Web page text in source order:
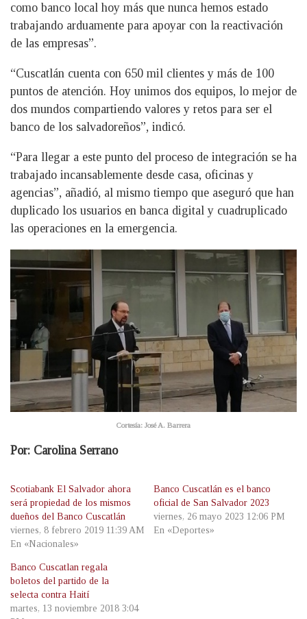
como banco local hoy más que nunca hemos estado
trabajando arduamente para apoyar con la reactivación
de las empresas”.
“Cuscatlán cuenta con 650 mil clientes y más de 100
puntos de atención. Hoy unimos dos equipos, lo mejor de
dos mundos compartiendo valores y retos para ser el
banco de los salvadoreños”, indicó.
“Para llegar a este punto del proceso de integración se ha
trabajado incansablemente desde casa, oficinas y
agencias”, añadió, al mismo tiempo que aseguró que han
duplicado los usuarios en banca digital y cuadruplicado
las operaciones en la emergencia.
Cortesía: José A. Barrera
Por: Carolina Serrano
Scotiabank El Salvador ahora
será propiedad de los mismos
dueños del Banco Cuscatlán
viernes, 8 febrero 2019 11:39 AM
En «Nacionales»
Banco Cuscatlán es el banco
oficial de San Salvador 2023
viernes, 26 mayo 2023 12:06 PM
En «Deportes»
Banco Cuscatlan regala
boletos del partido de la
selecta contra Haití
martes, 13 noviembre 2018 3:04